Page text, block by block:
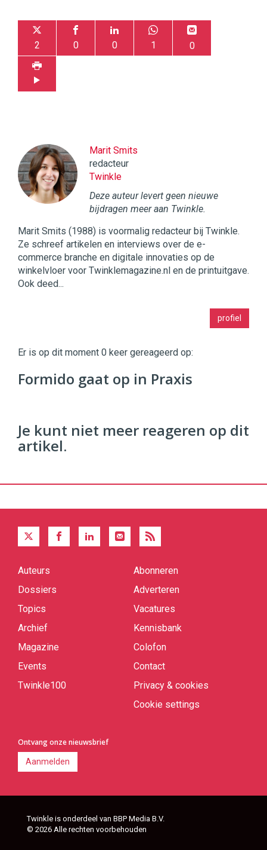
2 0 0 1 0
Marit Smits
redacteur
Twinkle
Deze auteur levert geen nieuwe
bijdragen meer aan Twinkle.
Marit Smits (1988) is voormalig redacteur bij Twinkle.
Ze schreef artikelen en interviews over de e-
commerce branche en digitale innovaties op de
winkelvloer voor Twinklemagazine.nl en de printuitgave.
Ook deed...
profiel
Commerce https://twinklemagazine.nl
9654
Er is op dit moment 0 keer gereageerd op:
Formido gaat op in Praxis
Je kunt niet meer reageren op dit
artikel.
Quick
Auteurs
Dossiers
Topics
Archief
Magazine
Events
Twinkle100
Abonneren
Adverteren
Vacatures
Kennisbank
Colofon
Contact
Privacy & cookies
Cookie settings
Ontvang onze nieuwsbrief
Aanmelden
Twinkle is onderdeel van BBP Media B.V.
© 2026 Alle rechten voorbehouden